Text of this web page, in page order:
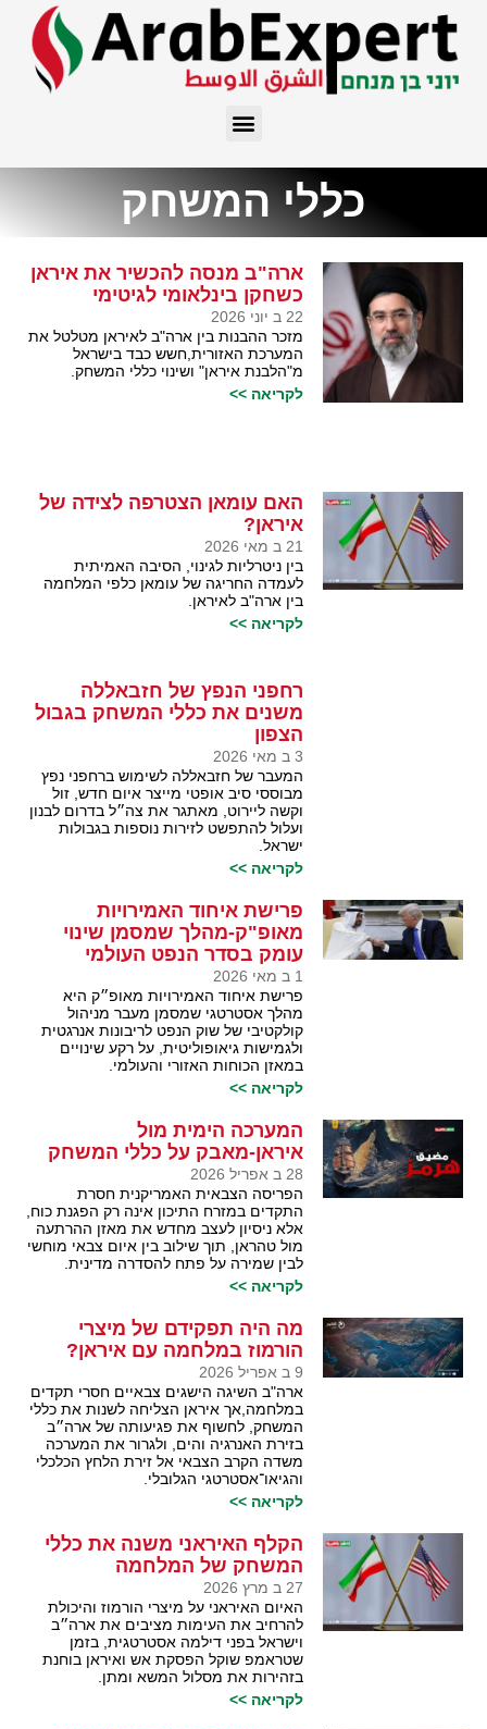
כללי המשחק
ארה"ב מנסה להכשיר את איראן
כשחקן בינלאומי לגיטימי
22 ב יוני 2026
מזכר ההבנות בין ארה"ב לאיראן מטלטל את
המערכת האזורית,חשש כבד בישראל
מ"הלבנת איראן" ושינוי כללי המשחק.
לקריאה >>
האם עומאן הצטרפה לצידה של
איראן?
21 ב מאי 2026
בין ניטרליות לגינוי, הסיבה האמיתית
לעמדה החריגה של עומאן כלפי המלחמה
בין ארה"ב לאיראן.
לקריאה >>
רחפני הנפץ של חזבאללה
משנים את כללי המשחק בגבול
הצפון
3 ב מאי 2026
המעבר של חזבאללה לשימוש ברחפני נפץ
מבוססי סיב אופטי מייצר איום חדש, זול
וקשה ליירוט, מאתגר את צה״ל בדרום לבנון
ועלול להתפשט לזירות נוספות בגבולות
ישראל.
לקריאה >>
פרישת איחוד האמירויות
מאופ"ק-מהלך שמסמן שינוי
עומק בסדר הנפט העולמי
1 ב מאי 2026
פרישת איחוד האמירויות מאופ״ק היא
מהלך אסטרטגי שמסמן מעבר מניהול
קולקטיבי של שוק הנפט לריבונות אנרגטית
ולגמישות גיאופוליטית, על רקע שינויים
במאזן הכוחות האזורי והעולמי.
לקריאה >>
המערכה הימית מול
איראן-מאבק על כללי המשחק
28 ב אפריל 2026
הפריסה הצבאית האמריקנית חסרת
התקדים במזרח התיכון אינה רק הפגנת כוח,
אלא ניסיון לעצב מחדש את מאזן ההרתעה
מול טהראן, תוך שילוב בין איום צבאי מוחשי
לבין שמירה על פתח להסדרה מדינית.
לקריאה >>
מה היה תפקידם של מיצרי
הורמוז במלחמה עם איראן?
9 ב אפריל 2026
ארה"ב השיגה הישגים צבאיים חסרי תקדים
במלחמה,אך איראן הצליחה לשנות את כללי
המשחק, לחשוף את פגיעותה של ארה״ב
בזירת האנרגיה והים, ולגרור את המערכה
משדה הקרב הצבאי אל זירת הלחץ הכלכלי
והגיאו־אסטרטגי הגלובלי.
לקריאה >>
הקלף האיראני משנה את כללי
המשחק של המלחמה
27 ב מרץ 2026
האיום האיראני על מיצרי הורמוז והיכולת
להרחיב את העימות מציבים את ארה״ב
וישראל בפני דילמה אסטרטגית, בזמן
שטראמפ שוקל הפסקת אש ואיראן בוחנת
בזהירות את מסלול המשא ומתן.
לקריאה >>